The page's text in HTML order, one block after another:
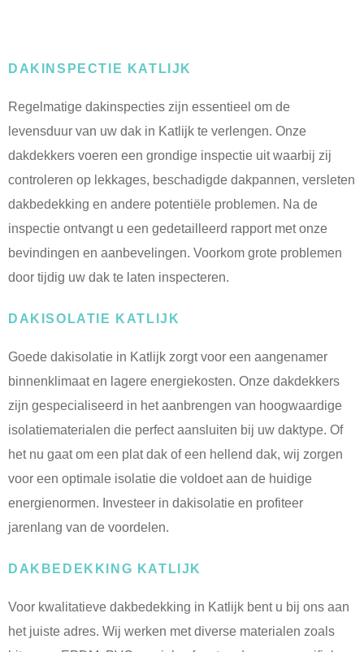
DAKINSPECTIE KATLIJK
Regelmatige dakinspecties zijn essentieel om de
levensduur van uw dak in Katlijk te verlengen. Onze
dakdekkers voeren een grondige inspectie uit waarbij zij
controleren op lekkages, beschadigde dakpannen, versleten
dakbedekking en andere potentiële problemen. Na de
inspectie ontvangt u een gedetailleerd rapport met onze
bevindingen en aanbevelingen. Voorkom grote problemen
door tijdig uw dak te laten inspecteren.
DAKISOLATIE KATLIJK
Goede dakisolatie in Katlijk zorgt voor een aangenamer
binnenklimaat en lagere energiekosten. Onze dakdekkers
zijn gespecialiseerd in het aanbrengen van hoogwaardige
isolatiematerialen die perfect aansluiten bij uw daktype. Of
het nu gaat om een plat dak of een hellend dak, wij zorgen
voor een optimale isolatie die voldoet aan de huidige
energienormen. Investeer in dakisolatie en profiteer
jarenlang van de voordelen.
DAKBEDEKKING KATLIJK
Voor kwalitatieve dakbedekking in Katlijk bent u bij ons aan
het juiste adres. Wij werken met diverse materialen zoals